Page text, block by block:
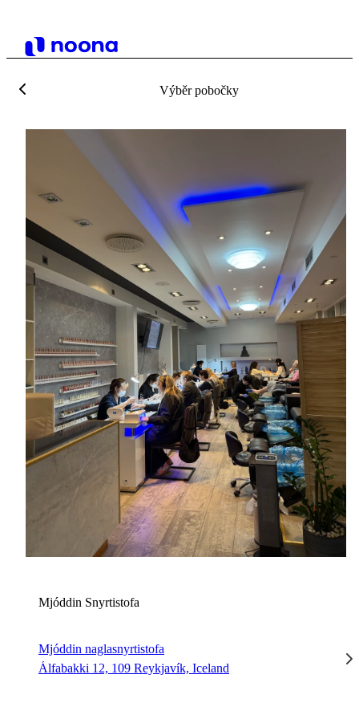
Výběr pobočky
Mjóddin Snyrtistofa
Mjóddin naglasnyrtistofa
Álfabakki 12, 109 Reykjavík, Iceland